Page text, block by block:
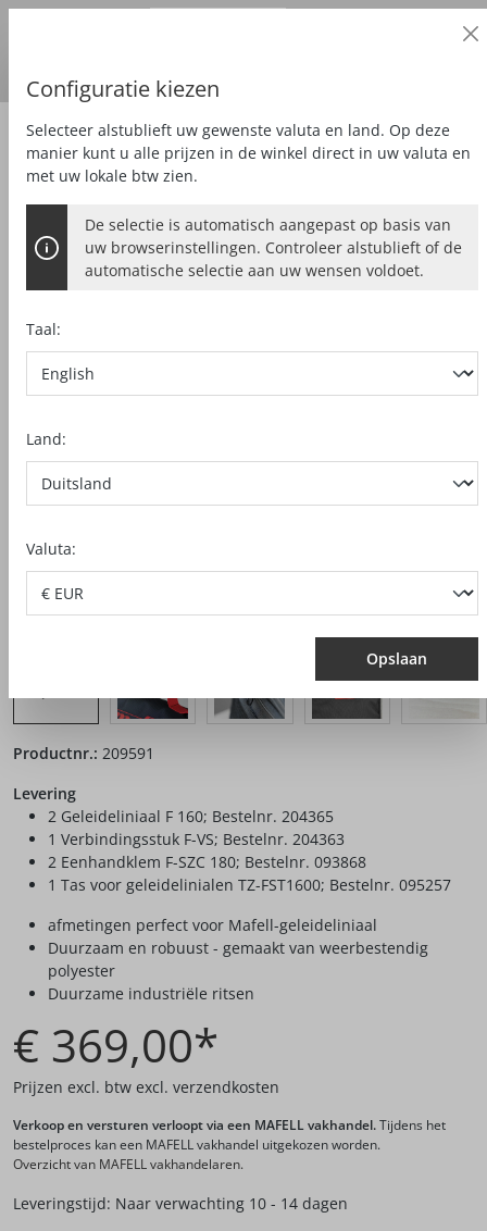
Zubehör Speciale toebehoren
GELEIDELINIALENTAS-SET
2 x F 160 + F-VS + 2 x F-SZC 180 + TZ-
Productnr.: 209591
Levering
2 Geleideliniaal F 160; Bestelnr. 204365
1 Verbindingsstuk F-VS; Bestelnr. 204363
2 Eenhandklem F-SZC 180; Bestelnr. 093868
1 Tas voor geleidelinialen TZ-FST1600; Bestelnr. 095257
afmetingen perfect voor Mafell-geleideliniaal
Duurzaam en robuust - gemaakt van weerbestendig
polyester
Duurzame industriële ritsen
€ 369,00*
Prijzen excl. btw excl. verzendkosten
Verkoop en versturen verloopt via een MAFELL vakhandel.Tijdens het
bestelproces kan een MAFELL vakhandel uitgekozen worden.
Overzicht van MAFELL vakhandelaren.
Leveringstijd: Naar verwachting 10 - 14 dagen
Configuratie kiezen
Selecteer alstublieft uw gewenste valuta en land. Op deze
manier kunt u alle prijzen in de winkel direct in uw valuta en
met uw lokale btw zien.
De selectie is automatisch aangepast op basis van
uw browserinstellingen. Controleer alstublieft of de
automatische selectie aan uw wensen voldoet.
Taal:
Land:
Valuta:
Opslaan